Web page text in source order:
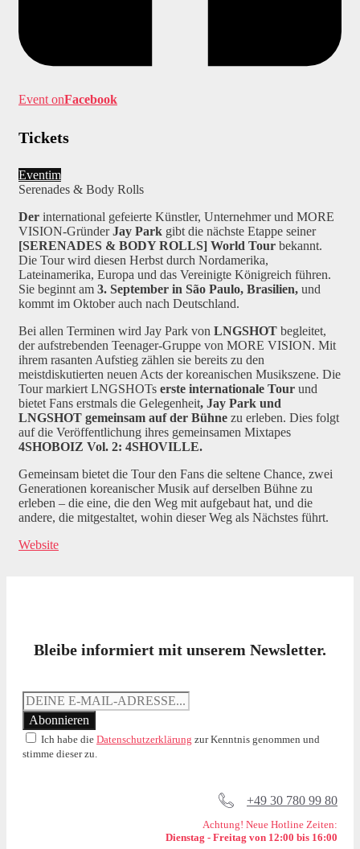
Event onFacebook
Tickets
Eventim
Serenades & Body Rolls
Der international gefeierte Künstler, Unternehmer und MORE
VISION-GründerJay Park gibt die nächste Etappe seiner
[SERENADES & BODY ROLLS] World Tour bekannt.
Die Tour wird diesen Herbst durch Nordamerika,
Lateinamerika, Europa und das Vereinigte Königreich führen.
Sie beginnt am 3. September in São Paulo, Brasilien, und
kommt im Oktober auch nach Deutschland.
Bei allen Terminen wird Jay Park von LNGSHOT begleitet,
der aufstrebenden Teenager-Gruppe von MORE VISION. Mit
ihrem rasanten Aufstieg zählen sie bereits zu den
meistdiskutierten neuen Acts der koreanischen Musikszene. Die
Tour markiert LNGSHOTs erste internationale Tour und
bietet Fans erstmals die Gelegenheit, Jay Park und
LNGSHOT gemeinsam auf der Bühne zu erleben. Dies folgt
auf die Veröffentlichung ihres gemeinsamen Mixtapes
4SHOBOIZ Vol. 2: 4SHOVILLE.
Gemeinsam bietet die Tour den Fans die seltene Chance, zwei
Generationen koreanischer Musik auf derselben Bühne zu
erleben – die eine, die den Weg mit aufgebaut hat, und die
andere, die mitgestaltet, wohin dieser Weg als Nächstes führt.
Website
Bleibe informiert mit unserem Newsletter.
Ich habe die Datenschutzerklärung zur Kenntnis genommen und
stimme dieser zu.
+49 30 780 99 80
Achtung! Neue Hotline Zeiten:
Dienstag - Freitag von 12:00 bis 16:00